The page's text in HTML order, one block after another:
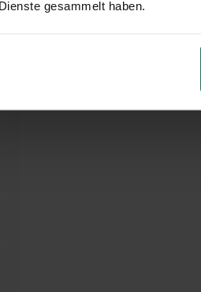
gesammelt haben.